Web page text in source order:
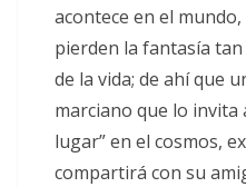
acontece en el
pierden la fantasía
de la vida; de ahí que
marciano que lo invita
lugar” en el cosmos,
compartirá con su